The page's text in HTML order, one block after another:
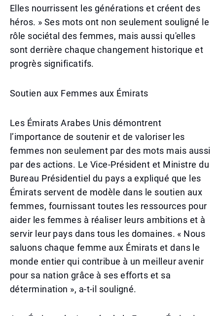
Elles nourrissent les générations et créent des
héros. » Ses mots ont non seulement souligné le
rôle sociétal des femmes, mais aussi qu'elles
sont derrière chaque changement historique et
progrès significatifs.
Soutien aux Femmes aux Émirats
Les Émirats Arabes Unis démontrent
l’importance de soutenir et de valoriser les
femmes non seulement par des mots mais aussi
par des actions. Le Vice-Président et Ministre du
Bureau Présidentiel du pays a expliqué que les
Émirats servent de modèle dans le soutien aux
femmes, fournissant toutes les ressources pour
aider les femmes à réaliser leurs ambitions et à
servir leur pays dans tous les domaines. « Nous
saluons chaque femme aux Émirats et dans le
monde entier qui contribue à un meilleur avenir
pour sa nation grâce à ses efforts et sa
détermination », a-t-il souligné.